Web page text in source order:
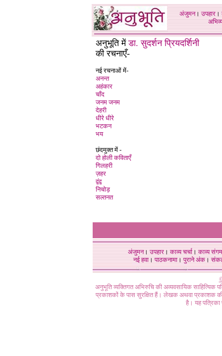
अंजुमन।उपहार।
अनुभूति मेंडा. सुदर्शन प्रियदर्शिनी
की रचनाएँ-
नई रचनाओं में-
अनन्त
अहंकार
चाँद
जनम जनम
देहरी
धीरे धीरे
भटकन
भय
छंदमुक्त में -
दो होली कविताएँ
गिलहरी
ज़हर
द्वंद्व
निचोड़
सल्तनत
अंजुमन।उपहार।काव्य चर्चा।काव्य संगम
नई हवा। पाठकनामा। पुराने अंक।
अनुभूति व्यक्तिगत अभिरुचि की अव्यवसायिक
प्रकाशकों के पास सुरक्षित हैं। लेखक अथवा प्रकाशक की
है। यह पत्रिका